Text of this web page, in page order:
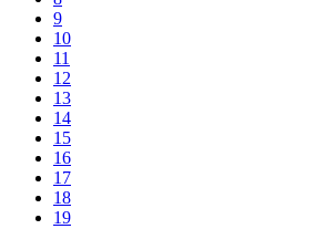
9
10
11
12
13
14
15
16
17
18
19